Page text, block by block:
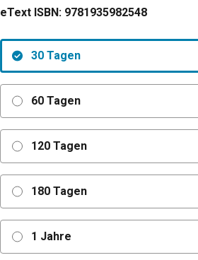
eText ISBN: 9781935982548
30 Tagen
60 Tagen
120 Tagen
180 Tagen
1 Jahre